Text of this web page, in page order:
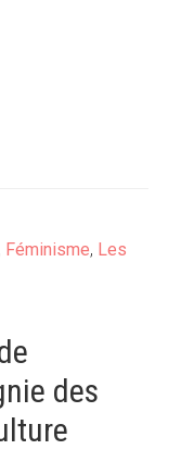
Féminisme, Les
des